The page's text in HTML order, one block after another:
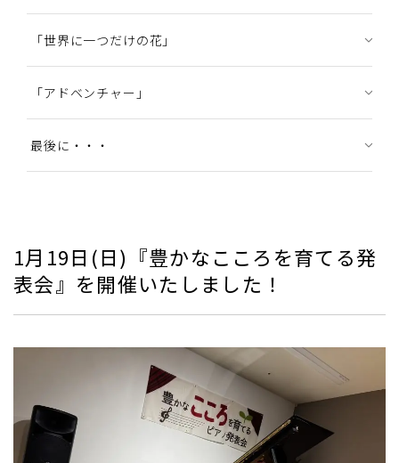
「世界に一つだけの花」
「アドベンチャー」
最後に・・・
1月19日(日)『豊かなこころを育てる発
表会』を開催いたしました！